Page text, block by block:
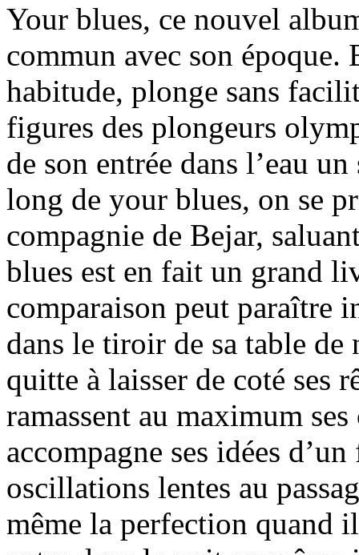
Your blues, ce nouvel
commun avec son époque.
habitude, plonge sans
figures des plongeurs
de son entrée dans l’eau
long de your blues, on se
compagnie de Bejar,
blues est en fait un grand
comparaison peut paraître
dans le tiroir de sa table
quitte à laisser de coté ses
ramassent au maximum
accompagne ses idées
oscillations lentes au
même la perfection quand